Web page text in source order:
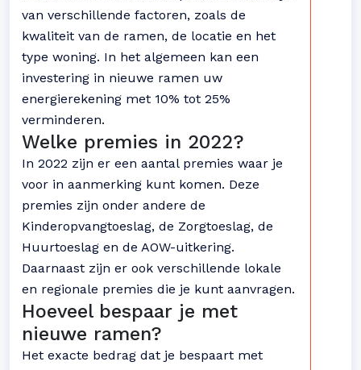
van verschillende factoren, zoals de
kwaliteit van de ramen, de locatie en het
type woning. In het algemeen kan een
investering in nieuwe ramen uw
energierekening met 10% tot 25%
verminderen.
Welke premies in 2022?
In 2022 zijn er een aantal premies waar je
voor in aanmerking kunt komen. Deze
premies zijn onder andere de
Kinderopvangtoeslag, de Zorgtoeslag, de
Huurtoeslag en de AOW-uitkering.
Daarnaast zijn er ook verschillende lokale
en regionale premies die je kunt aanvragen.
Hoeveel bespaar je met
nieuwe ramen?
Het exacte bedrag dat je bespaart met